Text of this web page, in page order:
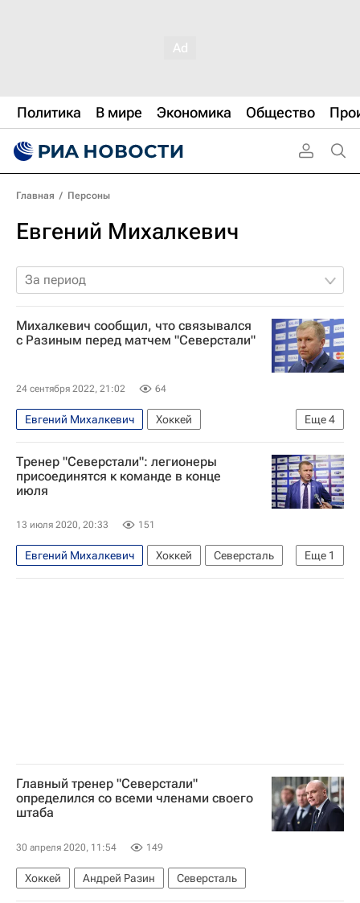
Политика В мире Экономика Общество
Главная / Персоны
Евгений Михалкевич
За период
Михалкевич сообщил, что связывался
с Разиным перед матчем "Северстали"
24 сентября 2022, 21:02 64
Еще4
Евгений Михалкевич
Хоккей
Андрей Разин
Андрей Скабелка
Барыс
Северсталь
Тренер "Северстали": легионеры
присоединятся к команде в конце
июля
13 июля 2020, 20:33 151
Еще 1
Евгений Михалкевич Хоккей
Северсталь
Спорт в условиях пандемии коронавируса
Главный тренер "Северстали"
определился со всеми членами своего
штаба
30 апреля 2020, 11:54 149
Хоккей Андрей Разин Северсталь